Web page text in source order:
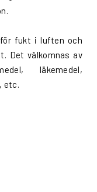
fukt i luften och
Det välkomnas av
läkemedel,
etc.